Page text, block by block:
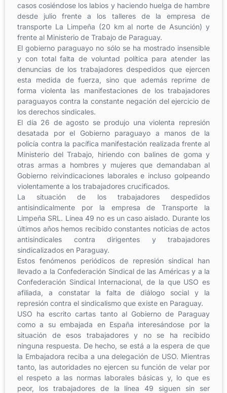
casos cosiéndose los labios y haciendo huelga de hambre
desde julio frente a los talleres de la empresa de
transporte La Limpeña (20 km al norte de Asunción) y
frente al Ministerio de Trabajo de Paraguay.
El gobierno paraguayo no sólo se ha mostrado insensible
y con total falta de voluntad política para atender las
denuncias de los trabajadores despedidos que ejercen
esta medida de fuerza, sino que además reprime de
forma violenta las manifestaciones de los trabajadores
paraguayos contra la constante negación del ejercicio de
los derechos sindicales.
El día 26 de agosto se produjo una violenta represión
desatada por el Gobierno paraguayo a manos de la
policía contra la pacífica manifestación realizada frente al
Ministerio del Trabajo, hiriendo con balines de goma y
otras armas a hombres y mujeres que demandaban al
Gobierno reivindicaciones laborales e incluso golpeando
violentamente a los trabajadores crucificados.
La situación de los trabajadores despedidos
antisindicalmente por la empresa de Transporte la
Limpeña SRL. Línea 49 no es un caso aislado. Durante los
últimos años hemos recibido constantes noticias de actos
antisindicales contra dirigentes y trabajadores
sindicalizados en Paraguay.
Estos fenómenos periódicos de represión sindical han
llevado a la Confederación Sindical de las Américas y a la
Confederación Sindical Internacional, de la que USO es
afiliada, a constatar la falta de diálogo social y la
represión contra el sindicalismo que existe en Paraguay.
USO ha escrito cartas tanto al Gobierno de Paraguay
como a su embajada en España interesándose por la
situación de esos trabajadores y no se ha recibido
ninguna respuesta. De hecho, se está a la espera de que
la Embajadora reciba a una delegación de USO. Mientras
tanto, las autoridades no ejercen su función de velar por
el respeto a las normas laborales básicas y, lo que es
peor, los trabajadores de la línea 49 siguen sin ser